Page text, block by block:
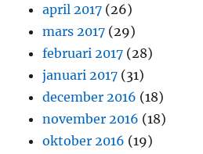
april 2017 (26)
mars 2017 (29)
februari 2017 (28)
januari 2017 (31)
december 2016 (18)
november 2016 (18)
oktober 2016 (19)